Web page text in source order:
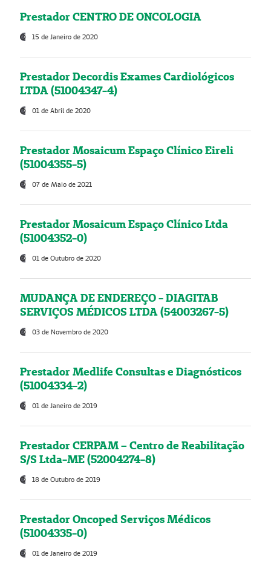
Prestador CENTRO DE ONCOLOGIA
15 de Janeiro de 2020
Prestador Decordis Exames Cardiológicos
LTDA (51004347-4)
01 de Abril de 2020
Prestador Mosaicum Espaço Clínico Eireli
(51004355-5)
07 de Maio de 2021
Prestador Mosaicum Espaço Clínico Ltda
(51004352-0)
01 de Outubro de 2020
MUDANÇA DE ENDEREÇO - DIAGITAB
SERVIÇOS MÉDICOS LTDA (54003267-5)
03 de Novembro de 2020
Prestador Medlife Consultas e Diagnósticos
(51004334-2)
01 de Janeiro de 2019
Prestador CERPAM – Centro de Reabilitação
S/S Ltda-ME (52004274-8)
18 de Outubro de 2019
Prestador Oncoped Serviços Médicos
(51004335-0)
01 de Janeiro de 2019